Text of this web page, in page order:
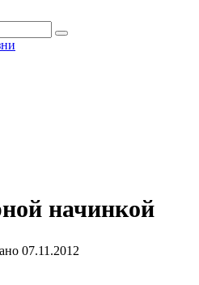
начинкой
07.11.2012